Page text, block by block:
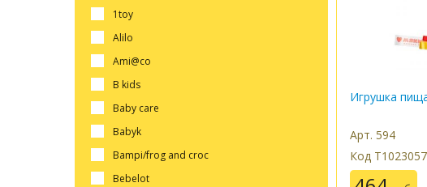
1toy
alilo
ami@co
b kids
baby care
babyk
bampi/frog and croc
bebelot
Игрушка
Арт. 594
Код Т1023057